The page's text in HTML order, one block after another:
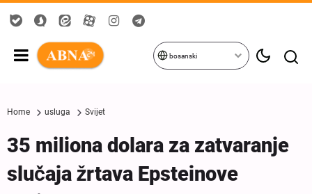
bosanski
Home usluga Svijet
35 miliona dolara za zatvaranje
slučaja žrtava Epsteinove